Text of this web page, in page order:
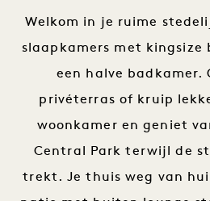
Welkom in je ruime
slaapkamers met kingsize
een halve badkamer.
privéterras of kruip
woonkamer en geniet
Central Park terwijl de
trekt. Je thuis weg van